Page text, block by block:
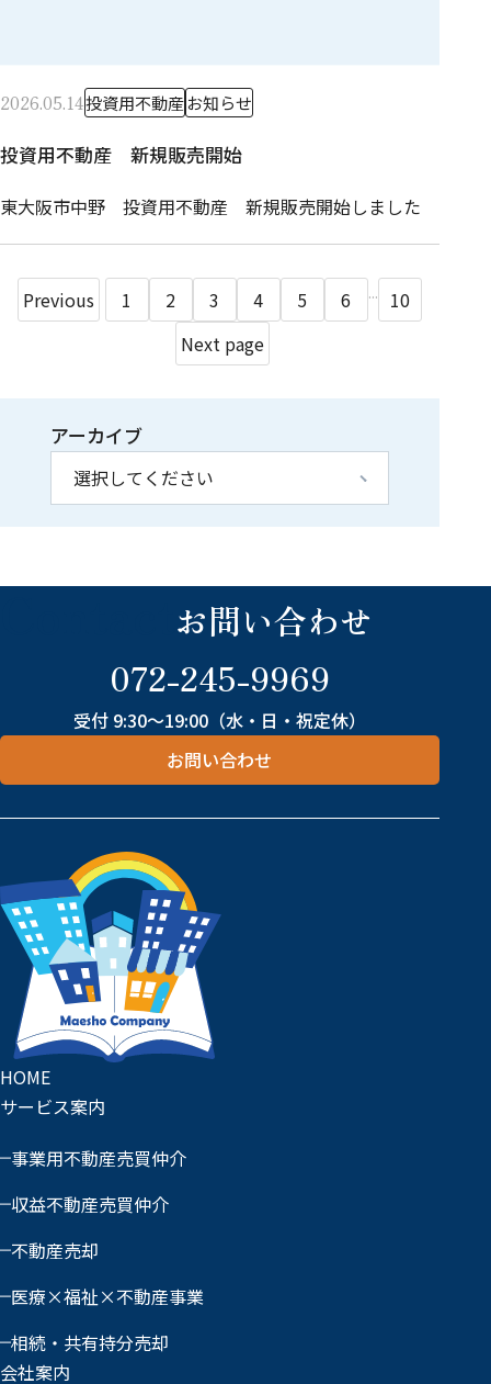
2026.05.14投資用不動産お知らせ
投資用不動産 新規販売開始
東大阪市中野 投資用不動産 新規販売開始しました
Previous 1 2 3 4 5 6 ...
10
Next page
アーカイブ
お問い合わせ
072-245-9969
受付 9:30～19:00（水・日・祝定休）
お問い合わせ
HOME
サービス案内
事業用不動産売買仲介
収益不動産売買仲介
不動産売却
医療×福祉×不動産事業
相続・共有持分売却
会社案内